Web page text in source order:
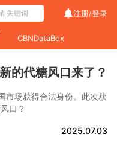
注册/登录
CBNDataBox
的代糖风口来了？
市场获得合法身份。此次获
口？
2025.07.03